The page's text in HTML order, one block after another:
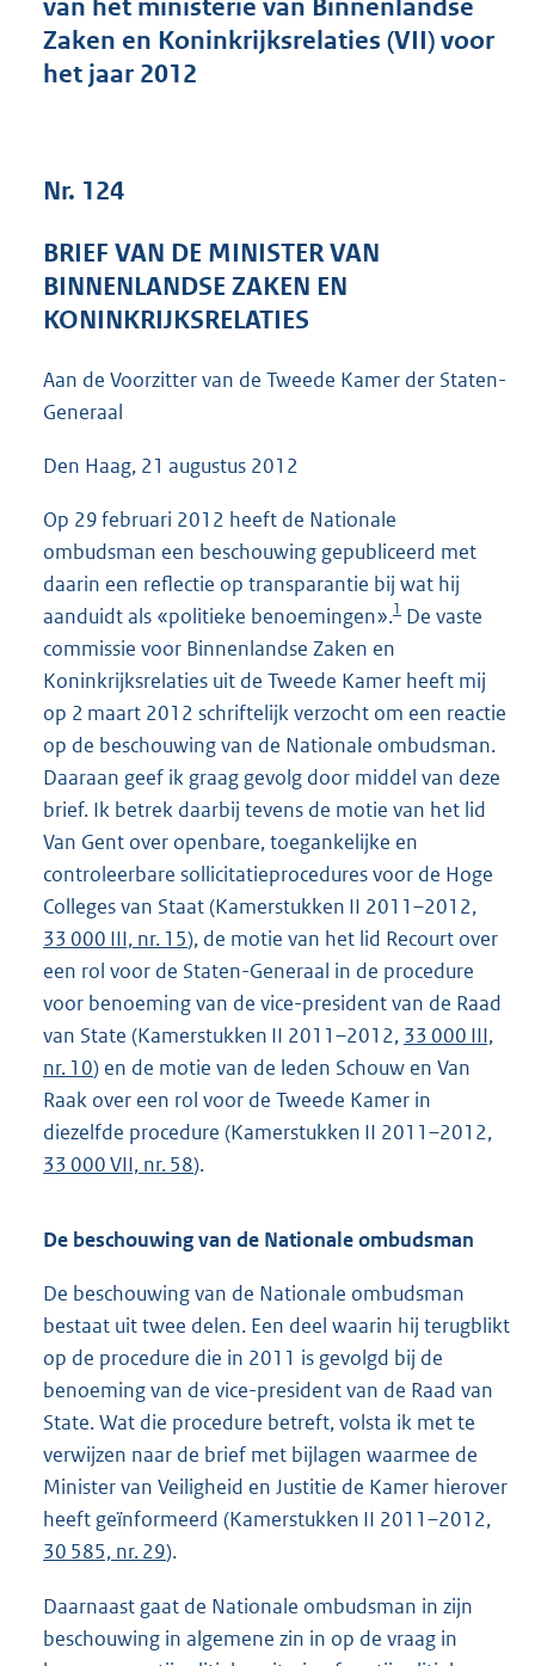
g
K
b
van het ministerie van Binnenlandse
Zaken en Koninkrijksrelaties (VII) voor
het jaar 2012
Nr. 124
BRIEF VAN DE MINISTER VAN
BINNENLANDSE ZAKEN EN
KONINKRIJKSRELATIES
Aan de Voorzitter van de Tweede Kamer der Staten-
Generaal
Den Haag, 21 augustus 2012
Op 29 februari 2012 heeft de Nationale
ombudsman een beschouwing gepubliceerd met
daarin een reflectie op transparantie bij wat hij
aanduidt als «politieke benoemingen».1 De vaste
commissie voor Binnenlandse Zaken en
Koninkrijksrelaties uit de Tweede Kamer heeft mij
op 2 maart 2012 schriftelijk verzocht om een reactie
op de beschouwing van de Nationale ombudsman.
Daaraan geef ik graag gevolg door middel van deze
brief. Ik betrek daarbij tevens de motie van het lid
Van Gent over openbare, toegankelijke en
controleerbare sollicitatieprocedures voor de Hoge
Colleges van Staat (Kamerstukken II 2011–2012,
33 000 III, nr. 15), de motie van het lid Recourt over
een rol voor de Staten-Generaal in de procedure
voor benoeming van de vice-president van de Raad
van State (Kamerstukken II 2011–2012, 33 000 III,
nr. 10) en de motie van de leden Schouw en Van
Raak over een rol voor de Tweede Kamer in
diezelfde procedure (Kamerstukken II 2011–2012,
33 000 VII, nr. 58).
De beschouwing van de Nationale ombudsman
De beschouwing van de Nationale ombudsman
bestaat uit twee delen. Een deel waarin hij terugblikt
op de procedure die in 2011 is gevolgd bij de
benoeming van de vice-president van de Raad van
State. Wat die procedure betreft, volsta ik met te
verwijzen naar de brief met bijlagen waarmee de
Minister van Veiligheid en Justitie de Kamer hierover
heeft geïnformeerd (Kamerstukken II 2011–2012,
30 585, nr. 29).
Daarnaast gaat de Nationale ombudsman in zijn
beschouwing in algemene zin in op de vraag in